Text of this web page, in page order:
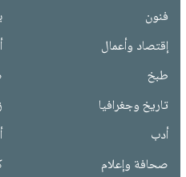
فنون
إقتصاد وأعمال
طبخ
تاريخ وجغرافيا
أدب
صحافة وإعلام